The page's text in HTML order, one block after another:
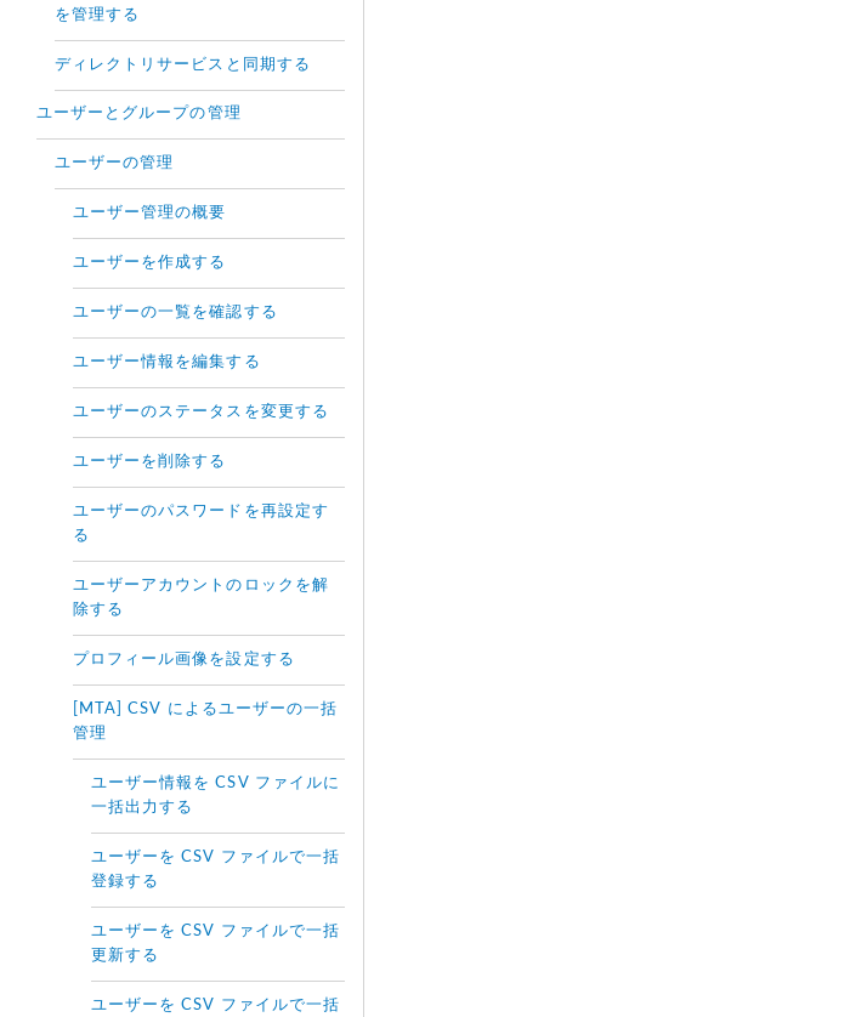
を管理する
ディレクトリサービスと同期する
ユーザーとグループの管理
ユーザーの管理
ユーザー管理の概要
ユーザーを作成する
ユーザーの一覧を確認する
ユーザー情報を編集する
ユーザーのステータスを変更する
ユーザーを削除する
ユーザーのパスワードを再設定す
る
ユーザーアカウントのロックを解
除する
プロフィール画像を設定する
[MTA] CSV によるユーザーの一括
管理
ユーザー情報を CSV ファイルに
一括出力する
ユーザーを CSV ファイルで一括
登録する
ユーザーを CSV ファイルで一括
更新する
ユーザーを CSV ファイルで一括